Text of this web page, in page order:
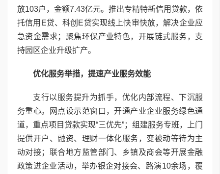
放103户，金额7.43亿元。推出专精特新信用贷款，依
托信用E贷、科创E贷实现线上快审快放，解决企业应
急资金需求；聚焦环保产业特色，开展链式服务，支
持园区企业升级扩产。
优化服务举措，提速产业服务效能
支行以服务提升为抓手，优化内部流程、下沉服
务重心。网点设示范窗口，开通产业企业服务绿色通
道，重点项目贷款实现“三优先”；组建服务专班，上门
提供开户、融资、理财一体化服务，变被动等待为主
动对接；联合地方监管部门、乡镇及商会等开展金融
政策进企业活动，举办银企对接会、路演10余场，覆